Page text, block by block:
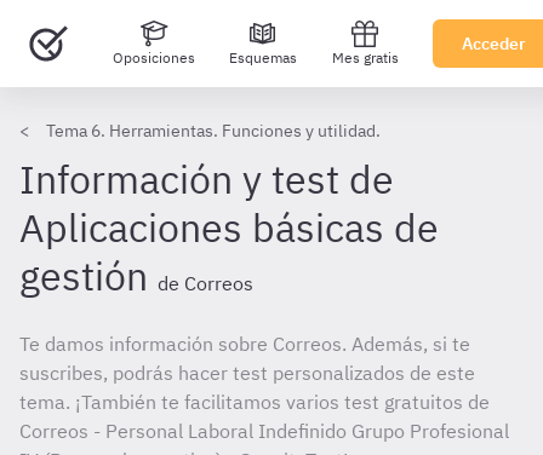
Oposiciones Esquemas Mes gratis
Acceder
Tema 6. Herramientas. Funciones y utilidad.
Información y test de
Aplicaciones básicas de
gestión de Correos
Te damos información sobre Correos. Además, si te
suscribes, podrás hacer test personalizados de este
tema. ¡También te facilitamos varios test gratuitos de
Correos - Personal Laboral Indefinido Grupo Profesional